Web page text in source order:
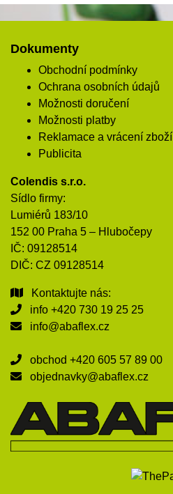
Dokumenty
Obchodní podmínky
Ochrana osobních údajů
Možnosti doručení
Možnosti platby
Reklamace a vrácení zboží
Publicita
Colendis s.r.o.
Sídlo firmy:
Lumiérů 183/10
152 00 Praha 5 – Hlubočepy
IČ: 09128514
DIČ: CZ 09128514
Kontaktujte nás:
info +420 730 19 25 25
info@abaflex.cz
obchod +420 605 57 89 00
objednavky@abaflex.cz